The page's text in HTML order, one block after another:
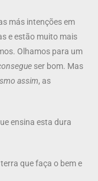
más intenções em
e estão muito mais
Olhamos para um
ser bom. Mas
assim, as
ensina esta dura
que faça o bem e